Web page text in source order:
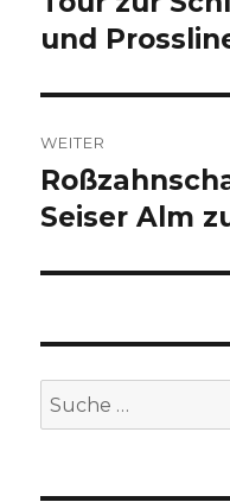
Beitrag:
und
WEITER
Nächster
Beitrag:
Seiser Alm
Suche
nach: